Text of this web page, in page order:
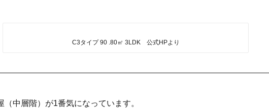
C3タイプ 90 .80㎡ 3LDK 公式HPより
（中層階）が1番気になっています。